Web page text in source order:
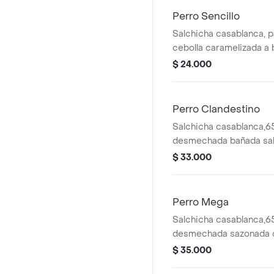
salsa clandestina y
Perro Sencillo
Salchicha casablanca,
cebolla caramelizada a
lonjas de queso doble
$ 24.000
Perro Clandestino
Salchicha
desmechada bañada
gr carne desmechada
queso doble crema,
queso semi-salado
clandestina y papas
$ 33.000
Perro Mega
Salchicha
desmechada sazonada
secreta, chorizo la
$ 35.000